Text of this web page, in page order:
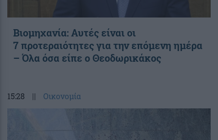
Βιομηχανία: Αυτές είναι οι
7 προτεραιότητες για την επόμενη ημέρα
– Όλα όσα είπε ο Θεοδωρικάκος
15:28 || Οικονομία